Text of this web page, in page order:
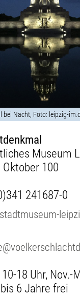
bei Nacht, Foto: leipzig-
Museum
100
241687-0
18 Uhr, Nov.-
6 Jahre frei